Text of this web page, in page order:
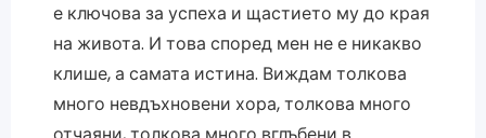
е ключова за успеха и щастието му до края
на живота. И това според мен не е никакво
клише, а самата истина. Виждам толкова
много невдъхновени хора, толкова много